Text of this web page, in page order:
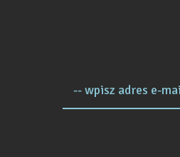
-- wpisz adres e-